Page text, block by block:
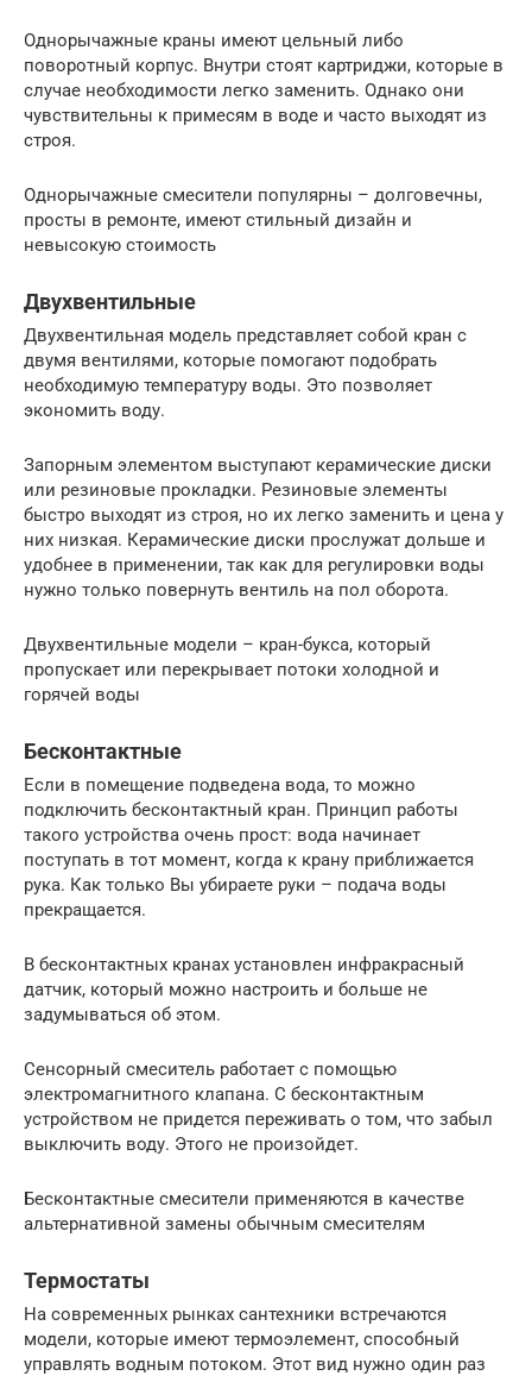
Однорычажные краны имеют цельный либо
поворотный корпус. Внутри стоят картриджи, которые в
случае необходимости легко заменить. Однако они
чувствительны к примесям в воде и часто выходят из
строя.
Однорычажные смесители популярны – долговечны,
просты в ремонте, имеют стильный дизайн и
невысокую стоимость
Двухвентильные
Двухвентильная модель представляет собой кран с
двумя вентилями, которые помогают подобрать
необходимую температуру воды. Это позволяет
экономить воду.
Запорным элементом выступают керамические диски
или резиновые прокладки. Резиновые элементы
быстро выходят из строя, но их легко заменить и цена у
них низкая. Керамические диски прослужат дольше и
удобнее в применении, так как для регулировки воды
нужно только повернуть вентиль на пол оборота.
Двухвентильные модели – кран-букса, который
пропускает или перекрывает потоки холодной и
горячей воды
Бесконтактные
Если в помещение подведена вода, то можно
подключить бесконтактный кран. Принцип работы
такого устройства очень прост: вода начинает
поступать в тот момент, когда к крану приближается
рука. Как только Вы убираете руки – подача воды
прекращается.
В бесконтактных кранах установлен инфракрасный
датчик, который можно настроить и больше не
задумываться об этом.
Сенсорный смеситель работает с помощью
электромагнитного клапана. С бесконтактным
устройством не придется переживать о том, что забыл
выключить воду. Этого не произойдет.
Бесконтактные смесители применяются в качестве
альтернативной замены обычным смесителям
Термостаты
На современных рынках сантехники встречаются
модели, которые имеют термоэлемент, способный
управлять водным потоком. Этот вид нужно один раз